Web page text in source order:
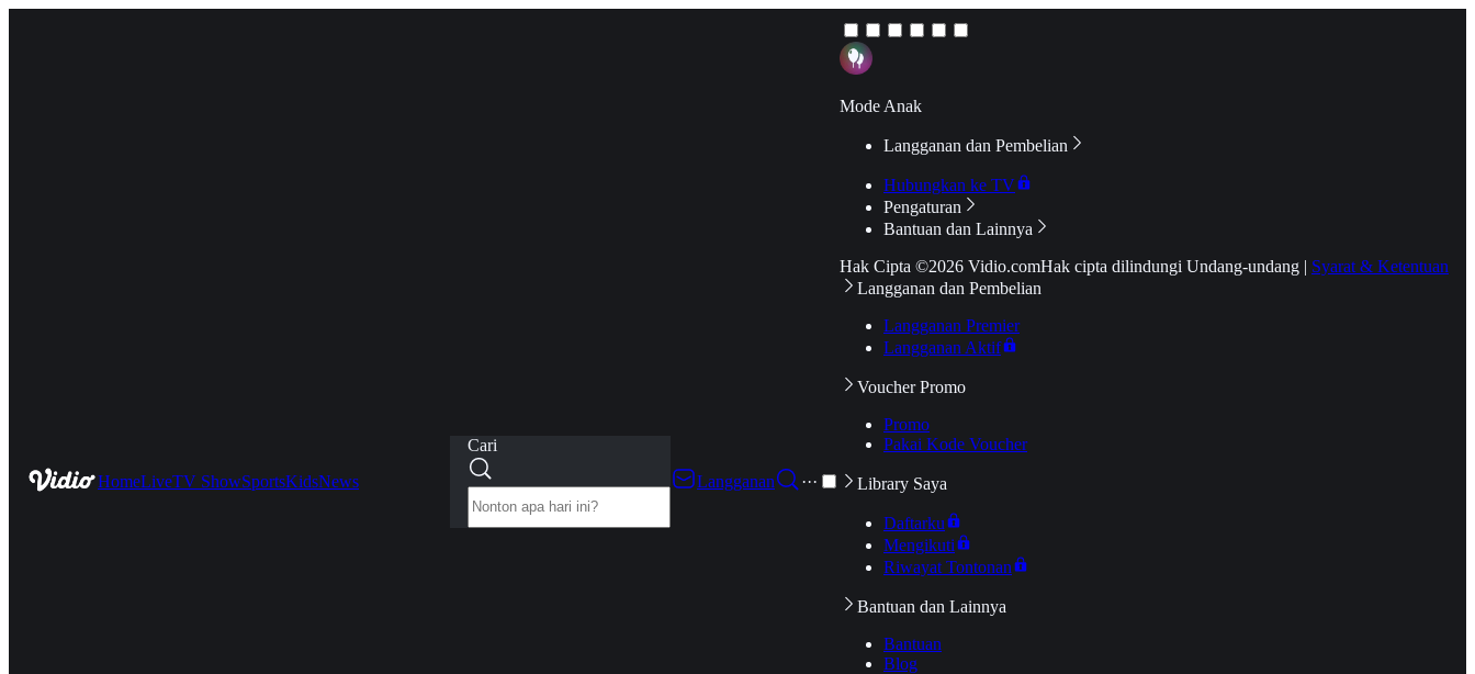
HomeLiveTV ShowSportsKidsNews
Cari
Langganan
···
Mode Anak
Langganan dan Pembelian
Hubungkan ke TV
Pengaturan
Bantuan dan Lainnya
Hak Cipta ©2026 Vidio.comHak cipta dilindungi Undang-undang | Syarat & Ketentuan
Langganan dan Pembelian
Langganan Premier
Langganan Aktif
Voucher Promo
Promo
Pakai Kode Voucher
Library Saya
Daftarku
Mengikuti
Riwayat Tontonan
Bantuan dan Lainnya
Bantuan
Blog